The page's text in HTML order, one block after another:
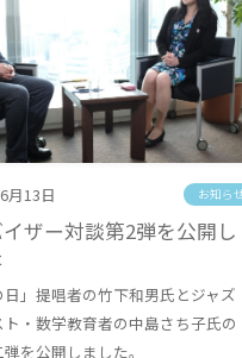
月13日 お知ら
ザー対談第2弾を公開し
日」提唱者の竹下和男氏とジャズ
ト・数学教育者の中島さち子氏の
を公開しました。